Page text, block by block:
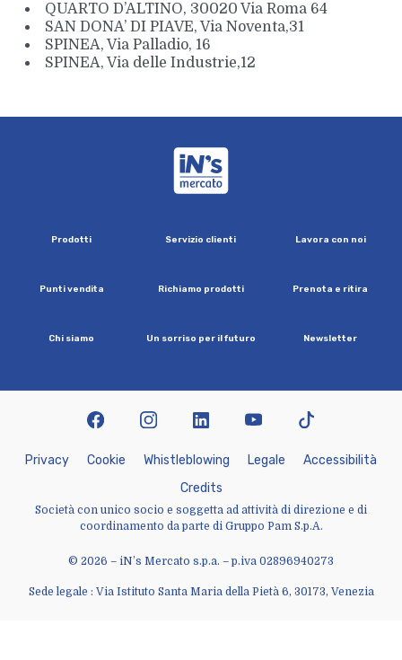
QUARTO D’ALTINO, 30020 Via Roma 64
SAN DONA’ DI PIAVE, Via Noventa,31
SPINEA, Via Palladio, 16
SPINEA, Via delle Industrie,12
Prodotti Servizio clienti Lavora con noi
Puntivendita Richiamo prodotti Prenota e ritira
Chi siamo Un sorriso per ilfuturo Newsletter
© 2026 – iN’s Mercato s.p.a. – p.iva 02896940273
Sede legale : Via Istituto Santa Maria della Pietà 6, 30173, Venezia
Privacy Cookie Whist eb owing Lega e Accessibi ità
Credits
Società con unico socio e soggetta ad attività di direzione e di
coordinamento da parte di Gruppo Pam S.p.A.
facebookinstagramlinkedin youtubetiktok